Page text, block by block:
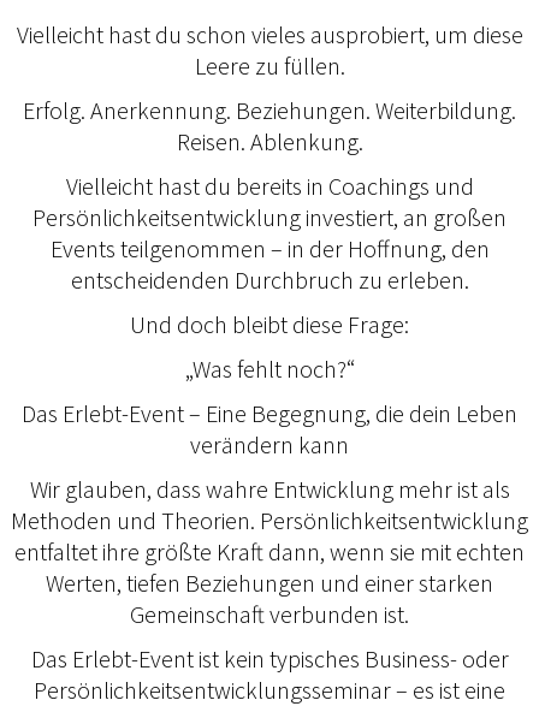
Vielleicht hast du schon vieles ausprobiert, um diese
Leere zu füllen.
Erfolg. Anerkennung. Beziehungen. Weiterbildung.
Reisen. Ablenkung.
Vielleicht hast du bereits in Coachings und
Persönlichkeitsentwicklung investiert, an großen
Events teilgenommen – in der Hoffnung, den
entscheidenden Durchbruch zu erleben.
Und doch bleibt diese Frage:
„Was fehlt noch?“
Das Erlebt-Event – Eine Begegnung, die dein Leben
verändern kann
Wir glauben, dass wahre Entwicklung mehr ist als
Methoden und Theorien. Persönlichkeitsentwicklung
entfaltet ihre größte Kraft dann, wenn sie mit echten
Werten, tiefen Beziehungen und einer starken
Gemeinschaft verbunden ist.
Das Erlebt-Event ist kein typisches Business- oder
Persönlichkeitsentwicklungsseminar – es ist eine